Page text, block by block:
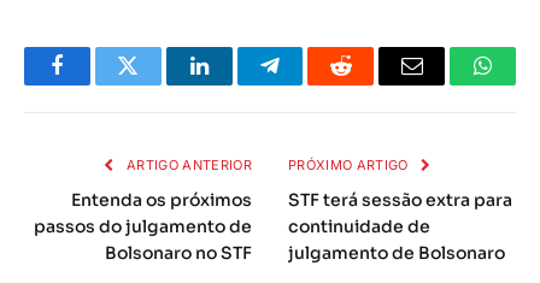
FacebookTwitter LinkedInTelegramaReddit
E-
ARTIGO ANTERIOR
Entenda os próximos
passos do julgamento de
Bolsonaro no STF
PRÓXIMO ARTIGO
STF terá sessão extra para
continuidade de
julgamento de Bolsonaro